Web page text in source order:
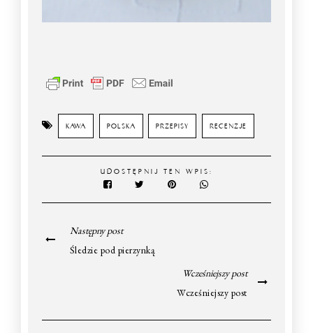
KAWA POLSKA PRZEPISY RECENZJE
UDOSTĘPNIJ TEN WPIS:
Następny post
Śledzie pod pierzynką
Wcześniejszy post
Wcześniejszy post